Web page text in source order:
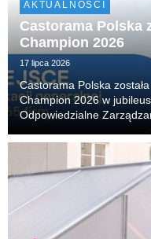
AKTUALNOŚCI
Castorama Polska
Champion 2026
17 lipca 2026
Castorama Polska
Champion 2026 w
Odpowiedzialne
miejsce w klasyfikacji